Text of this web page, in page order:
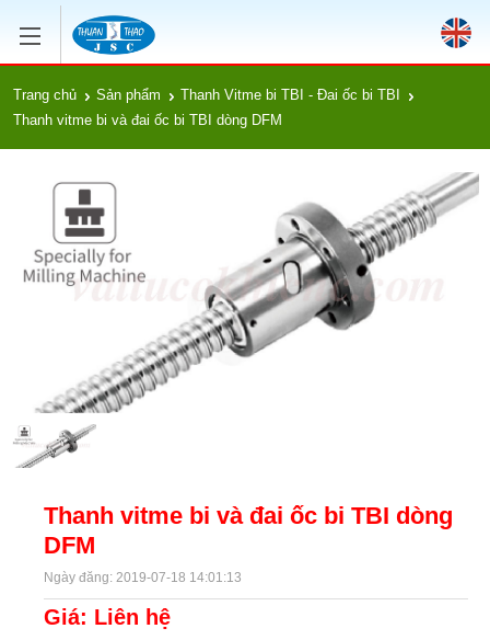
Trang chủ Sản phẩm
Thanh Vitme bi TBI - Đai ốc bi TBI
Thanh vitme bi và đai ốc bi TBI dòng DFM
Thanh vitme bi và đai ốc bi TBI dòng
DFM
Ngày đăng: 2019-07-18 14:01:13
Giá: Liên hệ